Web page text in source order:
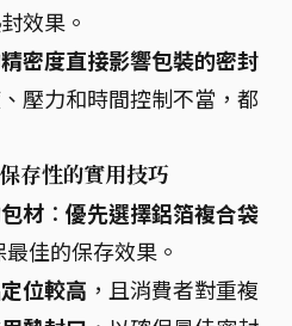
效果。
密度直接影響包裝的密封
壓力和時間控制不當，都
存性的實用技巧
材 ： 優先選擇鋁箔複合袋
最佳的保存效果。
位較高 ，且消費者對重複